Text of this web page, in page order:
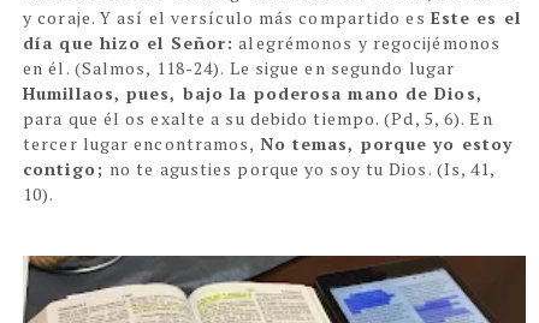
y coraje. Y así el versículo más compartido es Este es el
día que hizo el Señor: alegrémonos y regocijémonos
en él. (Salmos, 118-24). Le sigue en segundo lugar
Humillaos, pues, bajo la poderosa mano de Dios,
para que él os exalte a su debido tiempo. (Pd, 5, 6). En
tercer lugar encontramos, No temas, porque yo estoy
contigo; no te agusties porque yo soy tu Dios. (Is, 41,
10).